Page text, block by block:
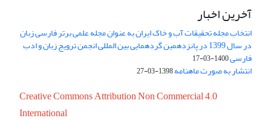
آخرین اخبار
انتخاب مجله تحقیقات آب و خاک ایران به عنوان مجله علمی برتر فارسی زبان
در سال 1399 در پانزدهمین گردهمایی بین المللی انجمن ترویج زبان و ادب
فارسی1400-03-17
انتشار به صورت ماهنامه1398-03-27
Creative Commons Attribution Non Commercial 4.0
International